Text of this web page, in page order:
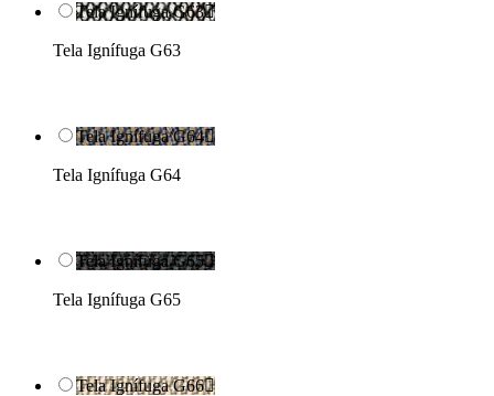
Tela Ignífuga G63
Tela Ignífuga G63
Tela Ignífuga G64
Tela Ignífuga G64
Tela Ignífuga G65
Tela Ignífuga G65
Tela Ignífuga G66